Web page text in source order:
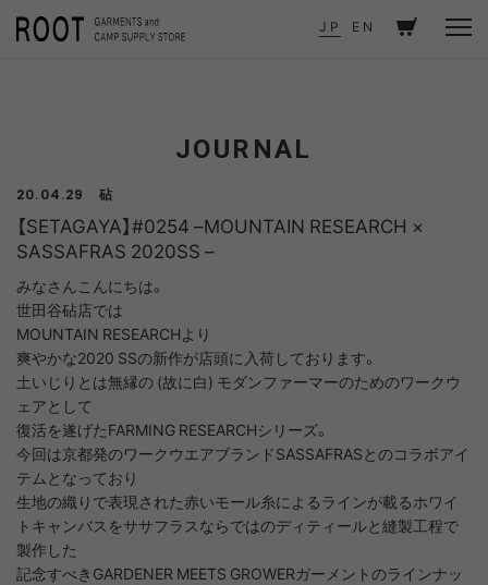
JP EN
TOP
JOURNAL
【SETAGAYA】#0254 –MOUNTAIN RESEARCH × SASSAFRAS 2020SS –
JOURNAL
20.04.29 砧
【SETAGAYA】#0254 –MOUNTAIN RESEARCH ×
SASSAFRAS 2020SS –
みなさんこんにちは。
世田谷砧店では
MOUNTAIN RESEARCHより
爽やかな2020 SSの新作が店頭に入荷しております。
土いじりとは無縁の (故に白) モダンファーマーのためのワークウ
ェアとして
復活を遂げたFARMING RESEARCHシリーズ。
今回は京都発のワークウエアブランドSASSAFRASとのコラボアイ
テムとなっており
生地の織りで表現された赤いモール糸によるラインが載るホワイ
トキャンバスをササフラスならではのディティールと縫製工程で
製作した
記念すべきGARDENER MEETS GROWERガーメントのラインナッ